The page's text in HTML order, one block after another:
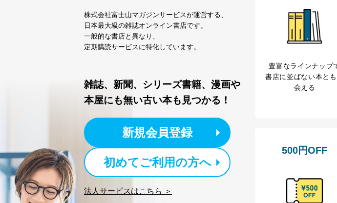
適切、かつ迅速に対応させていただきます。
株式会社富士山マガジンサービス 個人情報問い合わせ係
TEL：0570-200-223
改訂：2025年2月20日
制定：2005年4月1日
株式会社富士山マガジンサービス
個人情報の取扱いについて
１．個人情報保護管理者
当社は以下の個人情報保護管理者を設置し、個人情報保護管理者
いたします。
株式会社富士山マガジンサービスが運営する、
日本最大級の雑誌オンライン書店です。
一般的な書店と異なり、
定期購読サービスに特化しています。
雑誌、新聞、シリーズ書籍、漫画や
本屋にも無い古い本も見つかる！
新規会員登録
初めてご利用の方へ
法人サービスはこちら ＞
豊富なラインナップ
書店に並ばない本と
会える
500円OFF